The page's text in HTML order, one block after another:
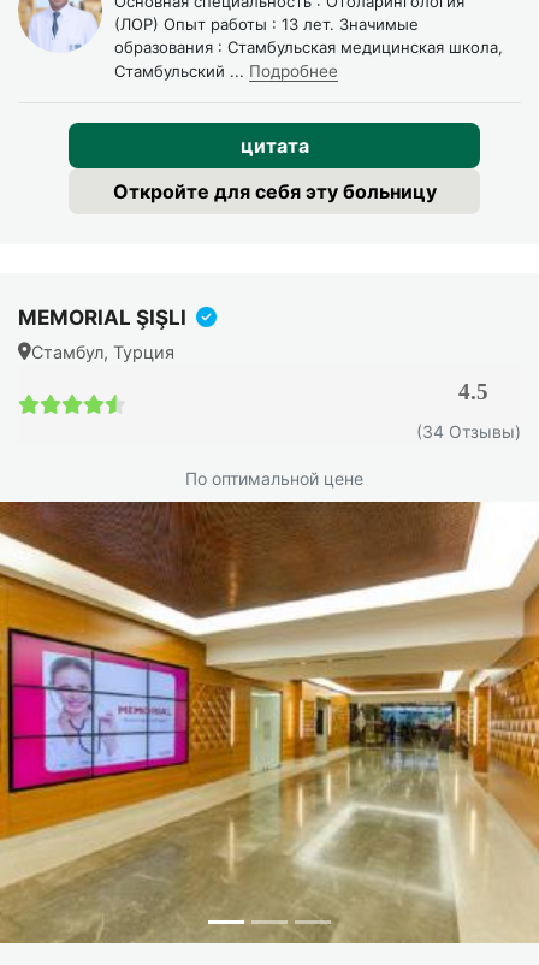
антибактериальной терапии.
Распространение полипов в пазухи (решётчатые,
гайморовы, лобные).
Как проводится
эндоскопическое удаление
полипов (FESS)?
Функциональная эндоскопическая хирургия носа, FESS
(Functional Endoscopic Sinus Surgery), сегодня является
золотым стандартом лечения полипоза во всём мире.
Разрезов на лице нет: всё происходит через
естественные ходы носа.
Ход операции
Этапы операции позволяют увидеть весь процесс
удаления полипов через нос.
(ЛОР) Опыт работы : 13 лет. Значимые
образования : Стамбульская медицинская школа,
Стамбульский ... Подробнее
цитата
Откройте для себя эту больницу
MEMORIAL ŞIŞLI
Стамбул, Турция
4.5 / 5
4.5
(34 Отзывы)
По оптимальной цене